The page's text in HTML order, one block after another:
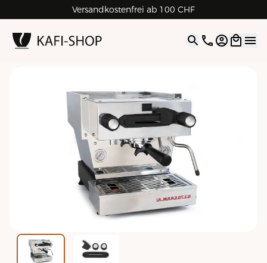
Versandkostenfrei ab 100 CHF
4.9| 5.0 Google
Open